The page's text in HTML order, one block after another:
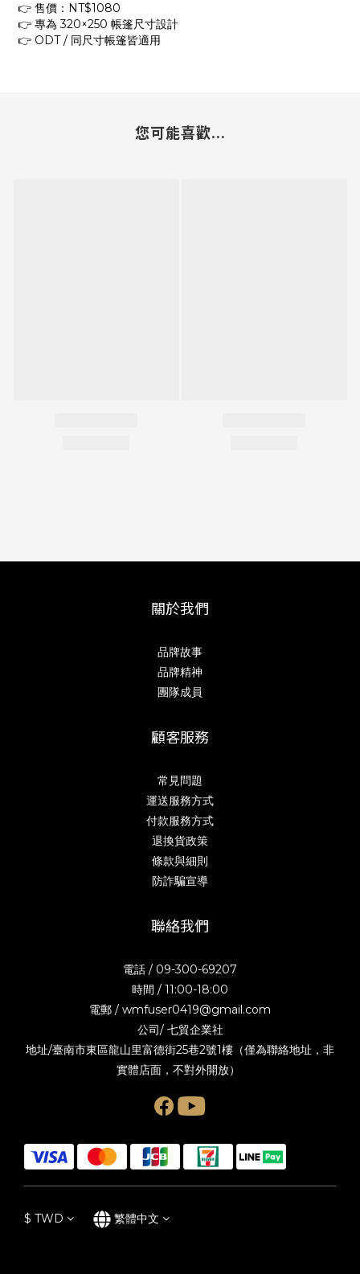
👉 售價：NT$1080
👉 專為 320×250 帳篷尺寸設計
👉 ODT / 同尺寸帳篷皆適用
您可能喜歡...
關於我們
品牌故事
品牌精神
團隊成員
顧客服務
常見問題
運送服務方式
付款服務方式
退換貨政策
條款與細則
防詐騙宣導
聯絡我們
電話 / 09-300-69207
時間 / 11:00-18:00
電郵 / wmfuser0419@gmail.com
公司/ 七貿企業社
地址/臺南市東區龍山里富德街25巷2號1樓（僅為聯絡地址，非
實體店面，不對外開放）
$ TWD 繁體中文